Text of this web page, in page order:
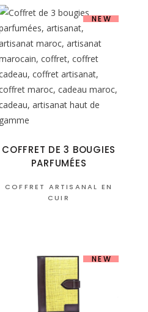
NEW
COFFRET DE 3 BOUGIES
PARFUMÉES
COFFRET ARTISANAL EN
CUIR
NEW